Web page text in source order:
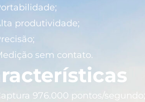
produtividade;
sem contato.
976.000 pontos/segundo;